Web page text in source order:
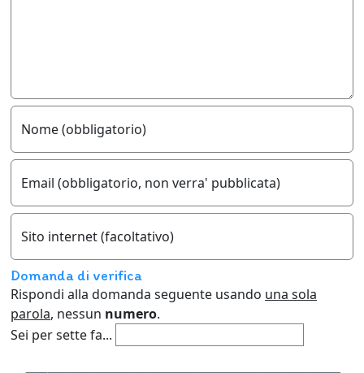
Nome (obbligatorio)
Email (obbligatorio, non verra' pubblicata)
Sito internet (facoltativo)
Domanda di verifica
Rispondi alla domanda seguente usando una sola
parola, nessun numero.
Sei per sette fa...